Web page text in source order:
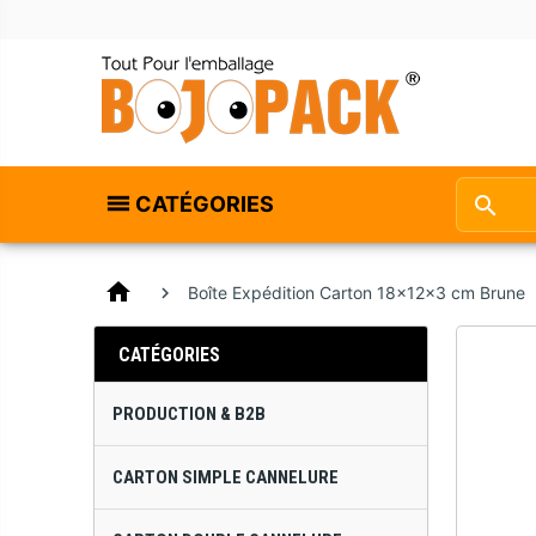
CATÉGORIES
home Boîte Expédition Carton 18x12x3 cm Brune
CATÉGORIES
PRODUCTION & B2B
CARTON SIMPLE CANNELURE